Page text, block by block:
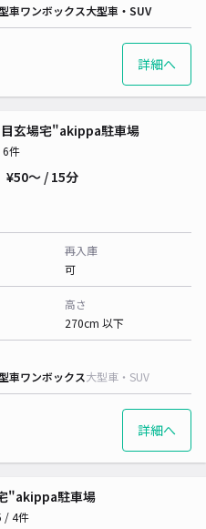
車ワンボックス大型車・SUV
詳細へ
玄場宅"akippa駐車場
件
¥50〜 / 15分
再入庫
可
高さ
270cm 以下
車ワンボックス大型車・SUV
詳細へ
"akippa駐車場
/ 4件